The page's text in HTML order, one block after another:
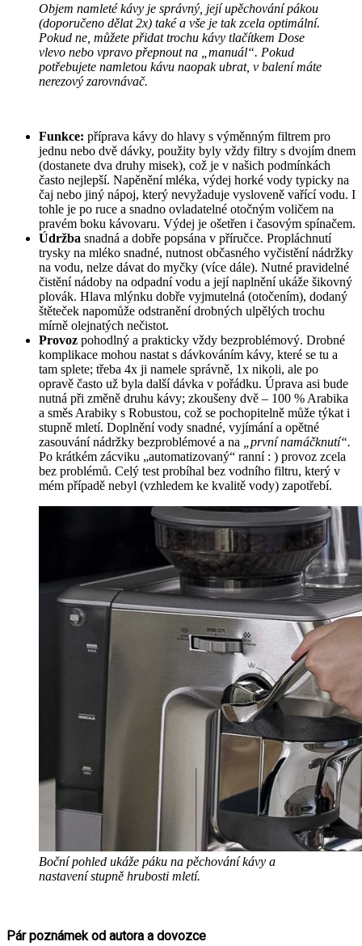
Objem namleté kávy je správný, její upěchování pákou
(doporučeno dělat 2x) také a vše je tak zcela optimální.
Pokud ne, můžete přidat trochu kávy tlačítkem Dose
vlevo nebo vpravo přepnout na „manuál“. Pokud
potřebujete namletou kávu naopak ubrat, v balení máte
nerezový zarovnávač.
Funkce: příprava kávy do hlavy s výměnným filtrem pro
jednu nebo dvě dávky, použity byly vždy filtry s dvojím dnem
(dostanete dva druhy misek), což je v našich podmínkách
často nejlepší. Napěnění mléka, výdej horké vody typicky na
čaj nebo jiný nápoj, který nevyžaduje vysloveně vařící vodu. I
tohle je po ruce a snadno ovladatelné otočným voličem na
pravém boku kávovaru. Výdej je ošetřen i časovým spínačem.
Údržba snadná a dobře popsána v příručce. Propláchnutí
trysky na mléko snadné, nutnost občasného vyčistění nádržky
na vodu, nelze dávat do myčky (více dále). Nutné pravidelné
čistění nádoby na odpadní vodu a její naplnění ukáže šikovný
plovák. Hlava mlýnku dobře vyjmutelná (otočením), dodaný
štěteček napomůže odstranění drobných ulpělých trochu
mírně olejnatých nečistot.
Provoz pohodlný a prakticky vždy bezproblémový. Drobné
komplikace mohou nastat s dávkováním kávy, které se tu a
tam splete; třeba 4x ji namele správně, 1x nikoli, ale po
opravě často už byla další dávka v pořádku. Úprava asi bude
nutná při změně druhu kávy; zkoušeny dvě – 100 % Arabika
a směs Arabiky s Robustou, což se pochopitelně může týkat i
stupně mletí. Doplnění vody snadné, vyjímání a opětné
zasouvání nádržky bezproblémové a na
„první namáčknutí“.
Po krátkém zácviku „automatizovaný“ ranní : ) provoz zcela
bez problémů. Celý test probíhal bez vodního filtru, který v
mém případě nebyl (vzhledem ke kvalitě vody) zapotřebí.
Boční pohled ukáže páku na pěchování kávy a
nastavení stupně hrubosti mletí.
Pár poznámek od autora a dovozce